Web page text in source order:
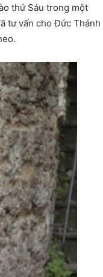
thứ Sáu trong một
tư vấn cho Đức Thánh